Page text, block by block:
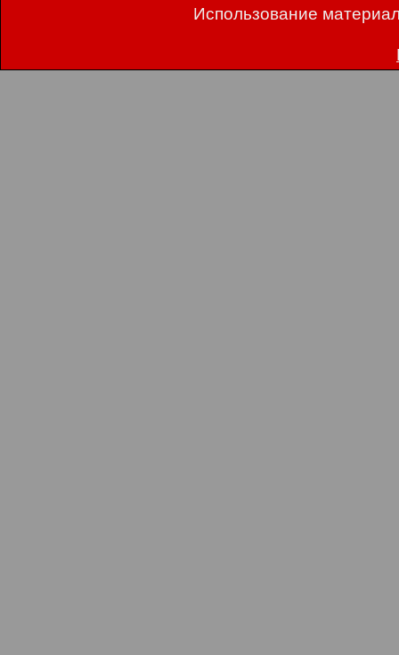
Использование